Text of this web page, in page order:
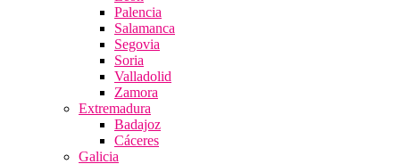
Palencia
Salamanca
Segovia
Soria
Valladolid
Zamora
Extremadura
Badajoz
Cáceres
Galicia